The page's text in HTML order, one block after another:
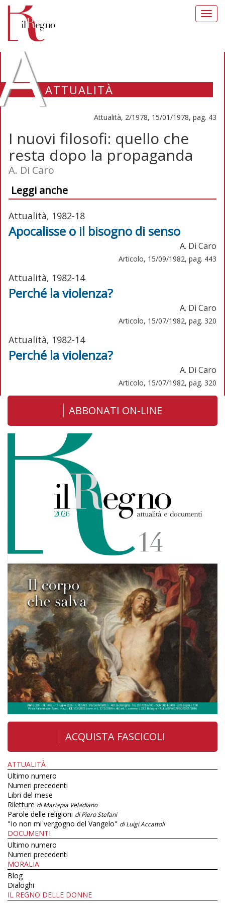
ATTUALITÀ
Attualità, 2/1978, 15/01/1978, pag. 43
I nuovi filosofi: quello che
resta dopo la propaganda
A. Di Caro
Leggi anche
Attualità, 1982-18
Apocalisse o il bisogno di senso
A. Di Caro
Articolo, 15/09/1982, pag. 443
Attualità, 1982-14
Perché la violenza?
A. Di Caro
Articolo, 15/07/1982, pag. 320
Attualità, 1982-14
Perché la violenza?
A. Di Caro
Articolo, 15/07/1982, pag. 320
ABBONATI ON-LINE
ACQUISTA FASCICOLI
ATTUALITÀ
Ultimo numero
Numeri precedenti
Libri del mese
Riletture di Mariapia Veladiano
Parole delle religioni di Piero Stefani
"Io non mi vergogno del Vangelo" di Luigi Accattoli
DOCUMENTI
Ultimo numero
Numeri precedenti
MORALIA
Blog
Dialoghi
IL REGNO DELLE DONNE